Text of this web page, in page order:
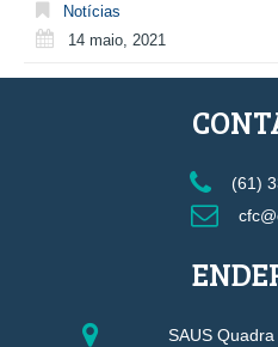
Notícias
14 maio, 2021
(61)
SAUS